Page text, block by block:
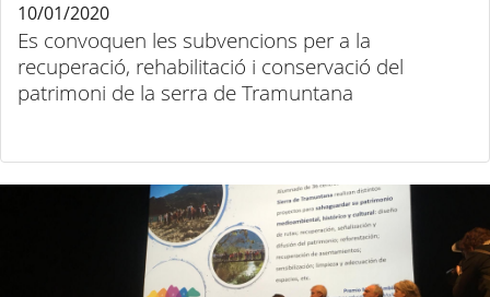
Es convoquen les subvencions per a la
recuperació, rehabilitació i conservació del
patrimoni de la serra de Tramuntana
10/01/2020